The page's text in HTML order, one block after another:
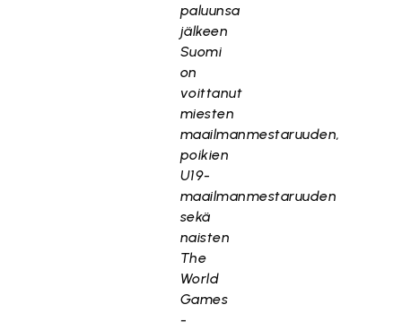
paluunsa
jälkeen
Suomi
on
voittanut
miesten
maailmanmestaruuden,
poikien
U19-
maailmanmestaruuden
sekä
naisten
The
World
Games
-